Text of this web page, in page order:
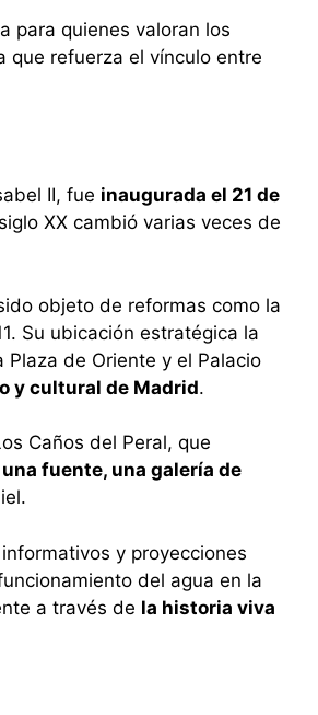
para quienes valoran los
que refuerza el vínculo entre
II, fue inaugurada el 21 de
XX cambió varias veces de
objeto de reformas como la
Su ubicación estratégica la
de Oriente y el Palacio
y cultural de Madrid.
Caños del Peral, que
una fuente, una galería de
y proyecciones
del agua en la
a través de la historia viva